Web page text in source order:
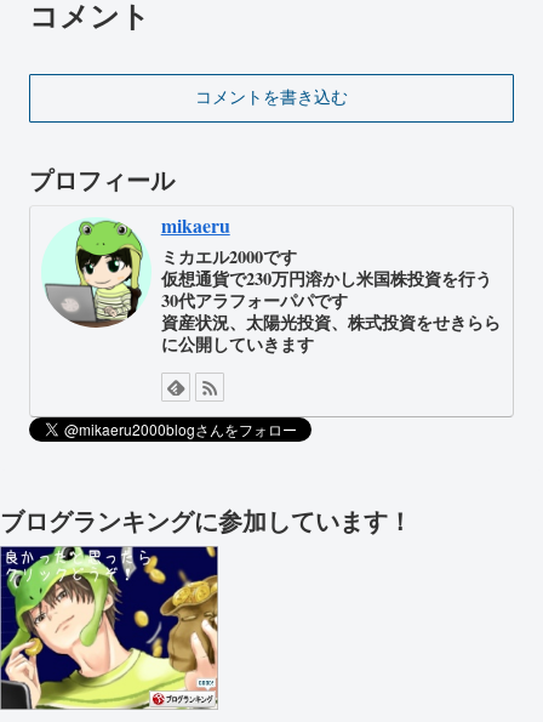
コメント
コメントを書き込む
プロフィール
mikaeru
ミカエル2000です
仮想通貨で230万円溶かし米国株投資を行う
30代アラフォーパパです
資産状況、太陽光投資、株式投資をせきらら
に公開していきます
ブログランキングに参加しています！